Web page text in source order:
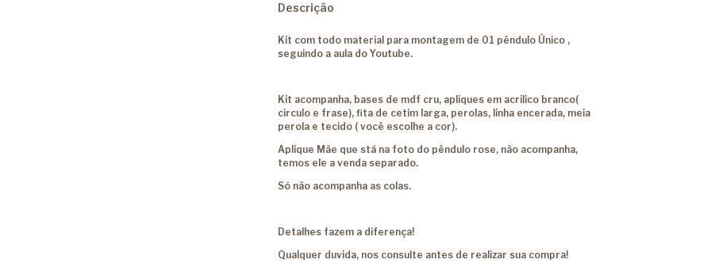
Descrição
Kit com todo material para montagem de 01 pêndulo Único ,
seguindo a aula do Youtube.
Kit acompanha, bases de mdf cru, apliques em acrilico branco(
circulo e frase), fita de cetim larga, perolas, linha encerada, meia
perola e tecido ( você escolhe a cor).
Aplique Mãe que stá na foto do pêndulo rose, não acompanha,
temos ele a venda separado.
Só não acompanha as colas.
Detalhes fazem a diferença!
Qualquer duvida, nos consulte antes de realizar sua compra!